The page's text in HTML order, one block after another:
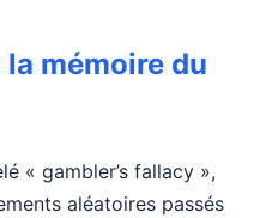
mémoire du
« gambler’s fallacy »,
aléatoires passés